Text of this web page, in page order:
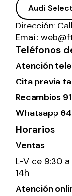
Dirección:
Email:
Teléfonos
Atención
Cita previa
Recambios
Whatsapp
Horarios
Ventas
L-V de 9:30 a
14h
Atención